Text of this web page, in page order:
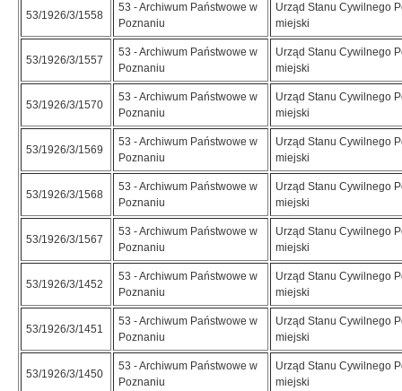
53/1926/3/1558
53 - Archiwum Państwowe w
Poznaniu
Urząd Stanu Cywilnego
miejski
53/1926/3/1557
53 - Archiwum Państwowe w
Poznaniu
Urząd Stanu Cywilnego
miejski
53/1926/3/1570
53 - Archiwum Państwowe w
Poznaniu
Urząd Stanu Cywilnego
miejski
53/1926/3/1569
53 - Archiwum Państwowe w
Poznaniu
Urząd Stanu Cywilnego
miejski
53/1926/3/1568
53 - Archiwum Państwowe w
Poznaniu
Urząd Stanu Cywilnego
miejski
53/1926/3/1567
53 - Archiwum Państwowe w
Poznaniu
Urząd Stanu Cywilnego
miejski
53/1926/3/1452
53 - Archiwum Państwowe w
Poznaniu
Urząd Stanu Cywilnego
miejski
53/1926/3/1451
53 - Archiwum Państwowe w
Poznaniu
Urząd Stanu Cywilnego
miejski
53/1926/3/1450
53 - Archiwum Państwowe w
Poznaniu
Urząd Stanu Cywilnego
miejski